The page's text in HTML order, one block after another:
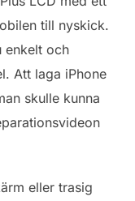
till nyskick.
enkelt och
Att laga iPhone
skulle kunna
eller trasig